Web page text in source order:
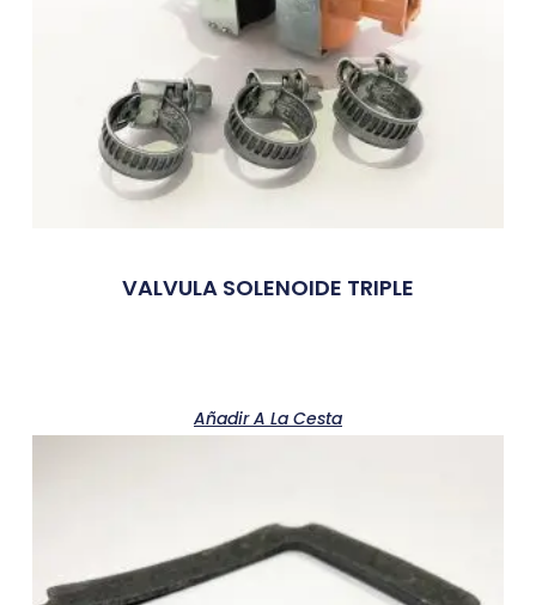
VALVULA SOLENOIDE TRIPLE
Añadir A La Cesta